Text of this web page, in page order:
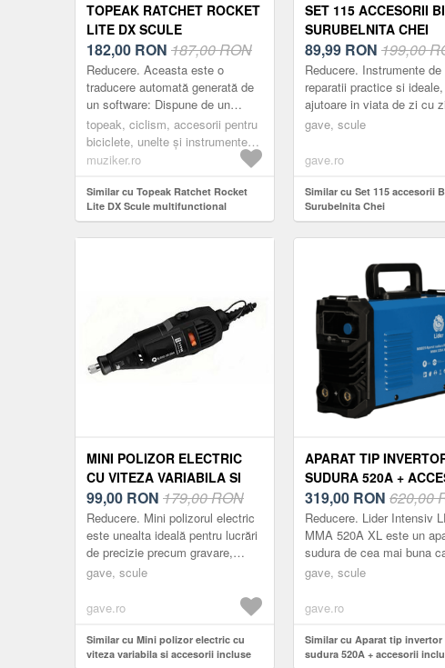
TOPEAK RATCHET ROCKET
LITE DX SCULE
MULTIFUNCTIONAL
182,00 RON 187,00 RON
Reducere. Aceasta este o
traducere automată generată de
un software: Dispune de un
mecanism cu clichet dinte fin cu
pârghie inversă și roată degetului
mare p...
topeak, ciclism, accesorii pentru
biciclete, unelte și instrumente
multifuncționale, scule multiple,
muziker.ro
Similar cu Topeak Ratchet Rocket
Lite DX Scule multifunctional
SET 115 ACCESORII
SURUBELNITA CHEI
89,99 RON 199,00
Reducere. Instrumente de
reparatii practice si ideale,
ajutoare in viata de zi cu
nevoie, diverse surubelnite
gave, scule
gave.ro
Similar cu Set 115 accesorii
Surubelnita Chei
MINI POLIZOR ELECTRIC
CU VITEZA VARIABILA SI
ACCESORII INCLUSE
99,00 RON 179,00 RON
Reducere. Mini polizorul electric
este unealta ideală pentru lucrări
de precizie precum gravare,
șlefuire, tăiere, lustruire sau
gave, scule
gave.ro
Similar cu Mini polizor electric cu
viteza variabila si accesorii incluse
APARAT TIP
SUDURA 520A +
INCLUSE MX839
319,00 RON 620,00
Reducere. Lider Intensiv
MMA 520A XL este un
sudura de cea mai buna
conceput pentru a oferi
intr-...
gave, scule
gave.ro
Similar cu Aparat tip invertor
sudura 520A + accesorii